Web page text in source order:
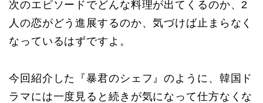
次のエピソードでどんな料理が出てくるのか、2
人の恋がどう進展するのか、気づけば止まらなく
なっているはずですよ。
今回紹介した『暴君のシェフ』のように、韓国ド
ラマには一度見ると続きが気になって仕方なくな